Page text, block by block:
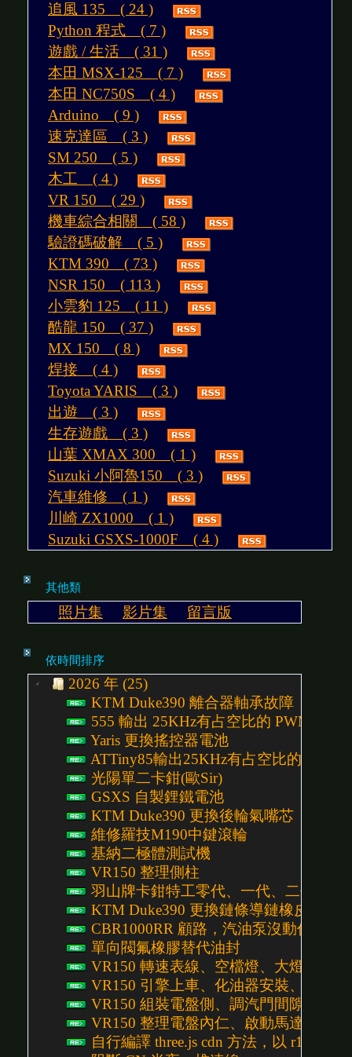
追風 135 ( 24 )
Python 程式 ( 7 )
遊戲 / 生活 ( 31 )
本田 MSX-125 ( 7 )
本田 NC750S ( 4 )
Arduino ( 9 )
速克達區 ( 3 )
SM 250 ( 5 )
木工 ( 4 )
VR 150 ( 29 )
機車綜合相關 ( 58 )
驗證碼破解 ( 5 )
KTM 390 ( 73 )
NSR 150 ( 113 )
小雲豹 125 ( 11 )
酷龍 150 ( 37 )
MX 150 ( 8 )
焊接 ( 4 )
Toyota YARIS ( 3 )
出遊 ( 3 )
生存遊戲 ( 3 )
山葉 XMAX 300 ( 1 )
Suzuki 小阿魯150 ( 3 )
汽車維修 ( 1 )
川崎 ZX1000 ( 1 )
Suzuki GSXS-1000F ( 4 )
其他類
照片集 影片集 留言版
依時間排序
2026 年 (25)
KTM Duke390 離合器軸承故障
555 輸出 25KHz有占空比的 PWM 控制
Yaris 更換搖控器電池
ATTiny85輸出25KHz有占空比的 PWM
光陽單二卡鉗(歐Sir)
GSXS 自製鋰鐵電池
KTM Duke390 更換後輪氣嘴芯
維修羅技M190中鍵滾輪
基納二極體測試機
VR150 整理側柱
羽山牌卡鉗特工零代、一代、二代、三
KTM Duke390 更換鏈條導鏈橡皮
CBR1000RR 顧路，汽油泵沒動作
單向閥氟橡膠替代油封
VR150 轉速表線、空檔燈、大燈、側殼
VR150 引擎上車、化油器安裝、腳踏、
VR150 組裝電盤側、調汽門間隙、安
VR150 整理電盤內仁、啟動馬達、電盤
自行編譯 three.js cdn 方法，以 r155 為例